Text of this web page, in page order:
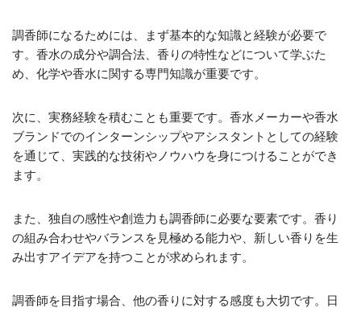
調香師になるためには、まず基本的な知識と経験が必要で
す。香水の成分や調合法、香りの特性などについて学ぶた
め、化学や香水に関する専門知識が重要です。
次に、実務経験を積むことも重要です。香水メーカーや香水
ブランドでのインターンシップやアシスタントとしての経験
を通じて、実践的な技術やノウハウを身につけることができ
ます。
また、独自の感性や創造力も調香師に必要な要素です。香り
の組み合わせやバランスを見極める能力や、新しい香りを生
み出すアイデアを持つことが求められます。
調香師を目指す場合、他の香りに対する感度も大切です。日